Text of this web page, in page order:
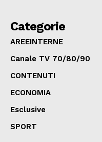
Categorie
AREEINTERNE
Canale TV 70/80/90
CONTENUTI
ECONOMIA
Esclusive
SPORT